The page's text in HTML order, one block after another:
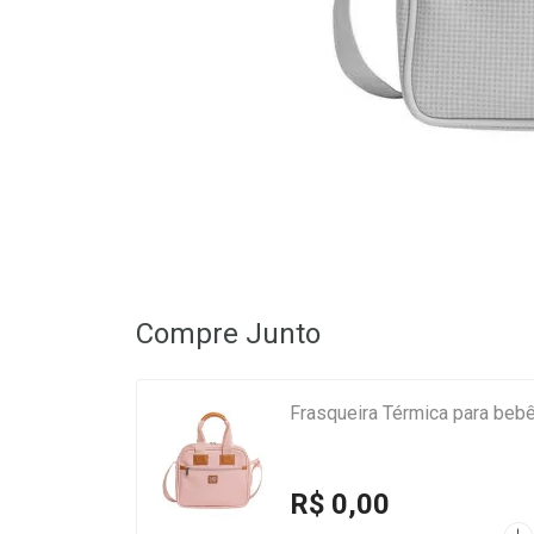
Compre Junto
Frasqueira Térmica para
R$ 0,00